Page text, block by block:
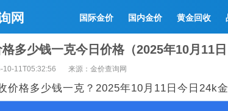
国际金价 国内金价 黄金回收
多少钱一克今日价格（2025年10月11日
10-11T05:32:56 来源：金价查询网
价格多少钱一克？2025年10月11日今日24k